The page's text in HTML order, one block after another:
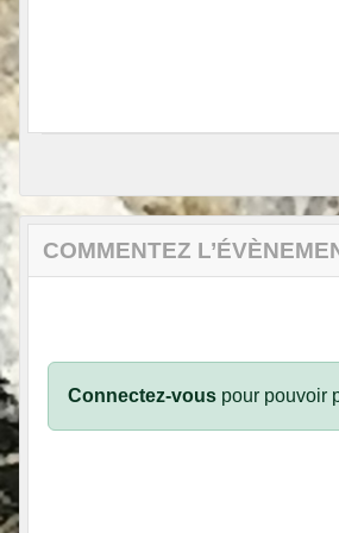
COMMENTEZ
Connectez-vous pour pouvoir